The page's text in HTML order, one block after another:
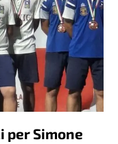
per Simone